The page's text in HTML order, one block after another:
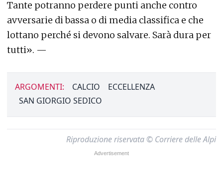
Tante potranno perdere punti anche contro
avversarie di bassa o di media classifica e che
lottano perché si devono salvare. Sarà dura per
tutti». —
ARGOMENTI: CALCIO
ECCELLENZA
SAN GIORGIO SEDICO
Riproduzione riservata © Corriere delle Alpi